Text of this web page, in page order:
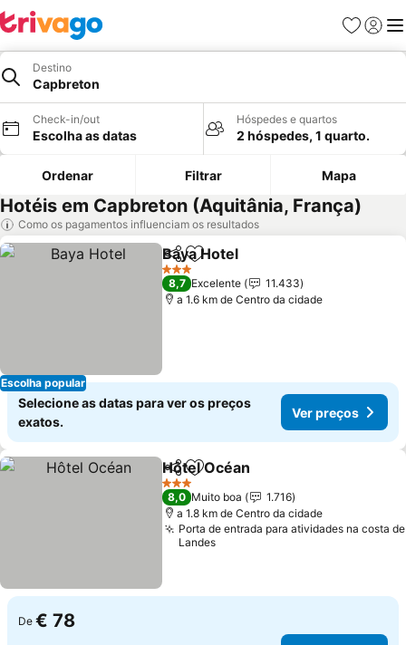
Favoritos
Iniciar
Destino
Capbreton
Check-in/out
Escolha as datas
Hóspedes e quartos
2 hóspedes, 1 quarto.
Ordenar Filtrar Mapa
Hotéis em Capbreton (Aquitânia, França)
Como os pagamentos influenciam os resultados
Escolha popular
PartilharAdicionar aos favoritos
Baya Hotel
3 Estrelas
8,7 Excelente
11.433
a 1.6 km de Centro da cidade
Selecione as datas para ver os preços
exatos.
Ver preços
PartilharAdicionar aos favoritos
Hôtel Océan
3 Estrelas
8,0 Muito boa
1.716
a 1.8 km de Centro da cidade
Porta de entrada para atividades na costa de
Landes
De € 78